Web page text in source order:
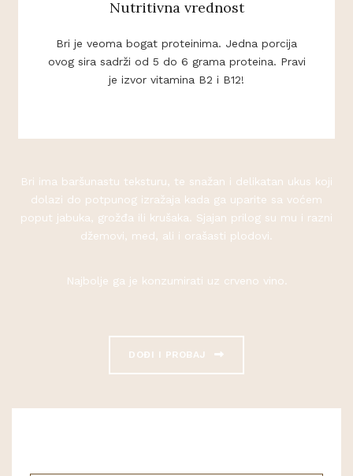
Nutritivna vrednost
Bri je veoma bogat proteinima. Jedna porcija
ovog sira sadrži od 5 do 6 grama proteina. Pravi
je izvor vitamina B2 i B12!
Bri ima baršunastu teksturu, te snažan i delikatan ukus koji
dolazi do potpunog izražaja kada ga uparite sa voćem
poput jabuka, grožđa ili krušaka. Sjajan prilog su mu i razni
džemovi, med, ali i orašasti plodovi.
Najbolje ga je konzumirati uz crveno vino.
DOĐI I PROBAJ